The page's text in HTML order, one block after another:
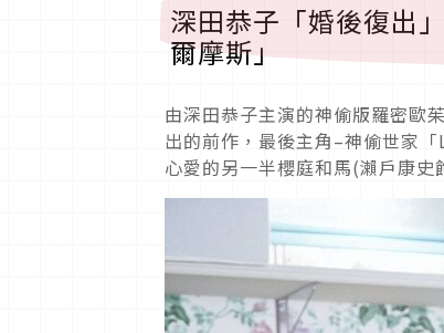
深田恭子「婚後復出
爾摩斯」
由深田恭子主演的神偷版羅密歐
出的前作，最後主角–神偷世家
心愛的另一半櫻庭和馬(瀨戶康史